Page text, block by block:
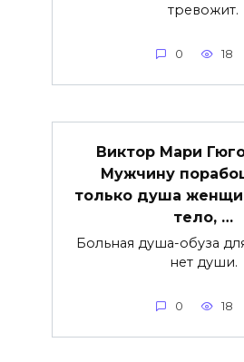
тревожит.
0 18
Виктор Мари
Мужчину
только душа
тело, …
Больная душа-обуза
нет души.
0 18